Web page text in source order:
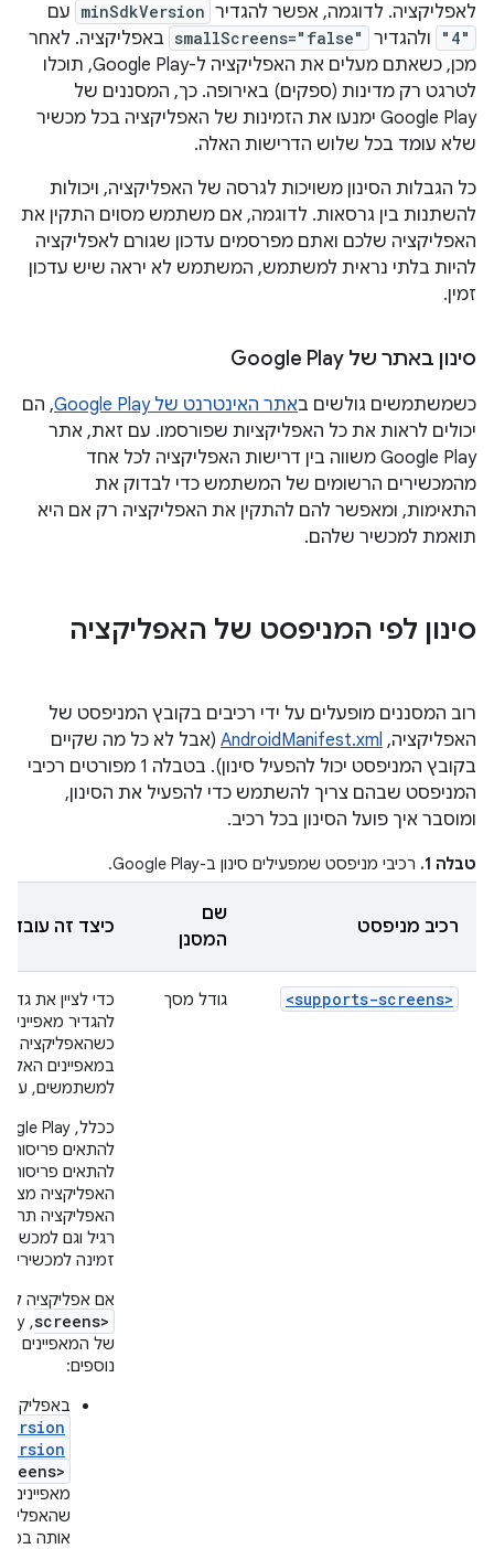
לאפליקציה. לדוגמה, אפשר להגדיר minSdkVersion עם
"4" ולהגדיר smallScreens="false" באפליקציה. לאחר
מכן, כשאתם מעלים את האפליקציה ל-Google Play, תוכלו
לטרגט רק מדינות (ספקים) באירופה. כך, המסננים של
Google Play ימנעו את הזמינות של האפליקציה בכל מכשיר
שלא עומד בכל שלוש הדרישות האלה.
כל הגבלות הסינון משויכות לגרסה של האפליקציה, ויכולות
להשתנות בין גרסאות. לדוגמה, אם משתמש מסוים התקין את
האפליקציה שלכם ואתם מפרסמים עדכון שגורם לאפליקציה
להיות בלתי נראית למשתמש, המשתמש לא יראה שיש עדכון
זמין.
סינון באתר של Google Play
כשמשתמשים גולשים באתר האינטרנט של Google Play
, הם
יכולים לראות את כל האפליקציות שפורסמו. עם זאת, אתר
Google Play משווה בין דרישות האפליקציה לכל אחד
מהמכשירים הרשומים של המשתמש כדי לבדוק את
התאימות, ומאפשר להם להתקין את האפליקציה רק אם היא
תואמת למכשיר שלהם.
סינון לפי המניפסט של האפליקציה
רוב המסננים מופעלים על ידי רכיבים בקובץ המניפסט של
האפליקציה, AndroidManifest.xml (אבל לא כל מה שקיים
בקובץ המניפסט יכול להפעיל סינון). בטבלה 1 מפורטים רכיבי
המניפסט שבהם צריך להשתמש כדי להפעיל את הסינון,
ומוסבר איך פועל הסינון בכל רכיב.
טבלה 1. רכיבי מניפסט שמפעילים סינון ב-Google Play.
רכיב מניפסט
שם
המסנן
כיצד זה עובד
<supports-screens> גודל מסך
כדי לציין את
להגדיר
במאפיינים
למשתמשים, על
להתאים פריסות
להתאים פריסות
האפליקציה
רגיל וגם
זמינה
אם אפליקציה
screens>
נוספים:
אותה